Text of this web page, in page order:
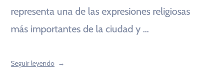
representa una de las expresiones religiosas
más importantes de la ciudad y …
Seguir leyendo